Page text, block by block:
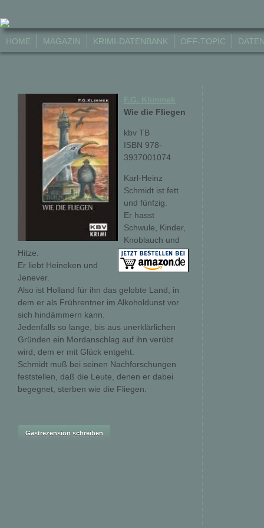
HOME MAGAZIN KRIMI-DATENBANK OFF-TOPIC
F.G. Klimmek
Wie die Fliegen
kbv TB
ISBN 978-
3937001074
Karl-Heinz
Schmidt ist fett
und fünfzig.
Er hasst
Schwule, Kinder,
Knoblauch und
Hitze.
Er liebt Heineken und
Jenever.
Also ist Holland für ihn das gelobte Land, in
dem er als Frührentner im Alkoholdunst vor
sich hindämmern kann.
Jedenfalls so lange, bis aus unerklärlichen
Gründen ein Mordanschlag auf ihn verübt
wird, dem er mit Glück entgeht.
Schmidt muß bei seinen Nachforschungen
feststellen, daß die Leute, denen er dabei
begegnet, sterben wie die Fliegen.